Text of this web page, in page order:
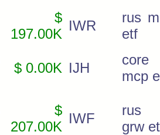
$
197.00K
IWR
rus
etf
$ 0.00K IJH
mcp
$
207.00K
IWF
rus
grw